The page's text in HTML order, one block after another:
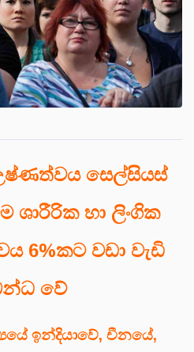
සෙල්සියස්
ශාරීරික හා ලිංගික
6%කට වඩා වැඩි
වේ
ඉන්දියාවේ, චීනයේ,